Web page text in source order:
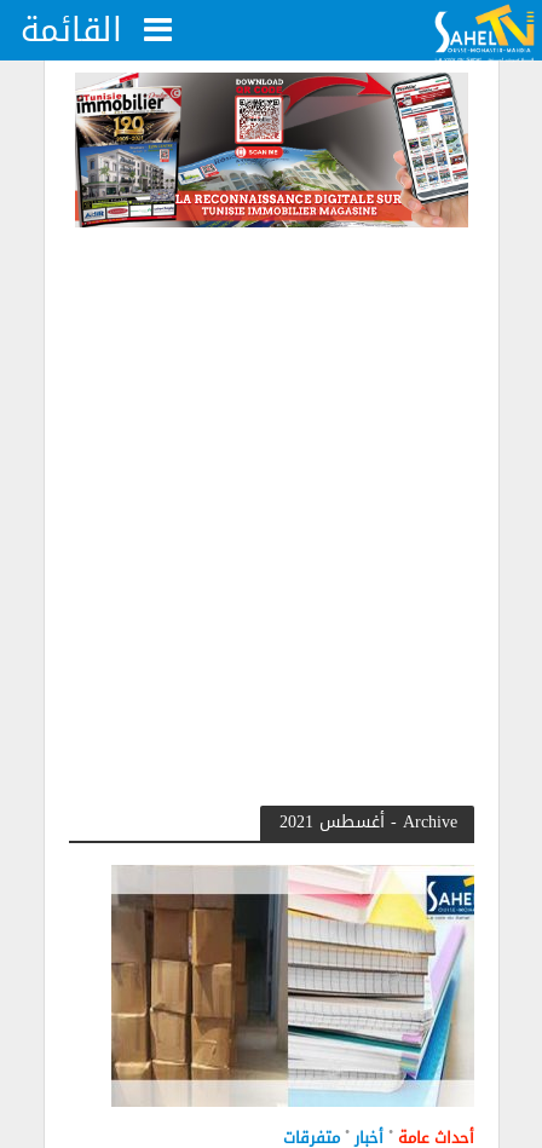
القائمة
Archive - أغسطس 2021
أحداث عامة • أخبار• متفرقات